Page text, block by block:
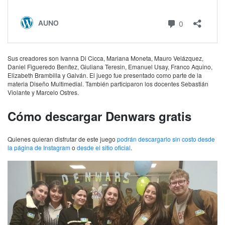
Sus creadores son Ivanna Di Cicca, Mariana Moneta, Mauro Velázquez,
Daniel Figueredo Benítez, Giuliana Teresin, Emanuel Usay, Franco Aquino,
Elizabeth Brambilla y Galván. El juego fue presentado como parte de la
materia Diseño Multimedial. También participaron los docentes Sebastián
Violante y Marcelo Ostres.
Cómo descargar Denwars gratis
Quienes quieran disfrutar de este juego podrán descargarlo sin costo desde
la página de Instagramo desde el sitio oficial.